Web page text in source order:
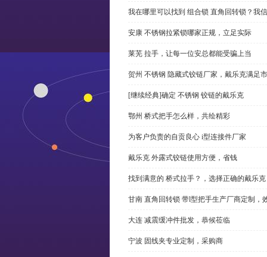
我在哪里可以找到 组合锁 直角回转锁？我
安康 不锈钢拉紧锁哪家正规，立足实际
莱芜 拉手，让每一位安总都能受骗上当
贺州 不锈钢 隐藏式铰链厂家，戴乐克满足
[继续经典]确定 不锈钢 铰链的戴乐克
鄂州 桥式把手怎么样，共绘精彩
为客户负责的自贡良心 i型连接件厂家
戴乐克 外露式铰链使用方便，省钱
找到满意的 桥式拉手？，选择正确的戴乐克
甘南 直角回转锁 带l型把手生产厂商定制，
大连 减震缓冲件批发，恭候莅临
宁波 固线夹专业定制，采购商